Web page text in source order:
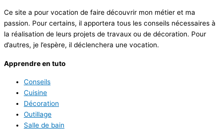
Ce site a pour vocation de faire découvrir mon métier et ma
passion. Pour certains, il apportera tous les conseils nécessaires à
la réalisation de leurs projets de travaux ou de décoration. Pour
d’autres, je l’espère, il déclenchera une vocation.
Apprendre en tuto
Conseils
Cuisine
Décoration
Outillage
Salle de bain